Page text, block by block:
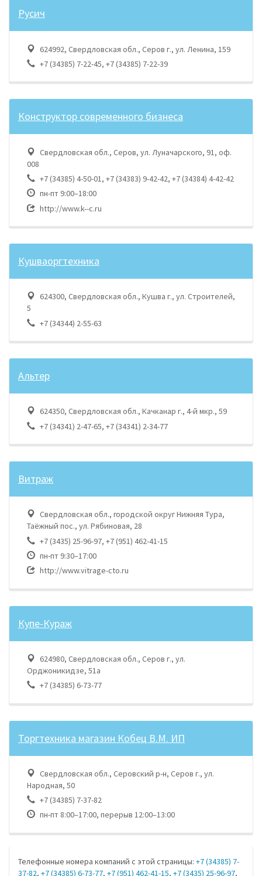
Русич
624992, Свердловская обл., Серов г., ул. Ленина, 159
+7 (34385) 7-22-45, +7 (34385) 7-22-39
Конструктор современного бизнеса
Свердловская обл., Серов, ул. Луначарского, 91, оф.
008
+7 (34385) 4-50-01, +7 (34383) 9-42-42, +7 (34384) 4-42-42
пн-пт 9:00–18:00
http://www.k--c.ru
Кушваоргтехника
624300, Свердловская обл., Кушва г., ул. Строителей,
5
+7 (34344) 2-55-63
Альтер
624350, Свердловская обл., Качканар г., 4-й мкр., 59
+7 (34341) 2-47-65, +7 (34341) 2-34-77
Витраж
Свердловская обл., городской округ Нижняя Тура,
Таёжный пос., ул. Рябиновая, 28
+7 (3435) 25-96-97, +7 (951) 462-41-15
пн-пт 9:30–17:00
http://www.vitrage-cto.ru
Купе-Кураж
624980, Свердловская обл., Серов г., ул.
Орджоникидзе, 51а
+7 (34385) 6-73-77
Торгтехника магазин Кобец В.М. ИП
Свердловская обл., Серовский р-н, Серов г., ул.
Народная, 50
+7 (34385) 7-37-82
пн-пт 8:00–17:00, перерыв 12:00–13:00
Телефонные номера компаний с этой страницы: +7 (34385) 7-
37-82, +7 (34385) 6-73-77, +7 (951) 462-41-15, +7 (3435) 25-96-97,